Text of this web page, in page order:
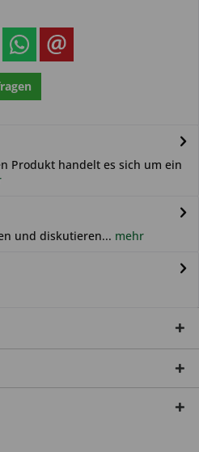
Produkt handelt es sich um ein
und diskutieren... mehr